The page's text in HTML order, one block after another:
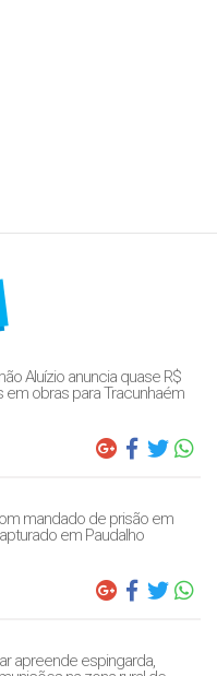
Aluízio anuncia quase R$
em obras para Tracunhaém
mandado de prisão em
em Paudalho
apreende espingarda,